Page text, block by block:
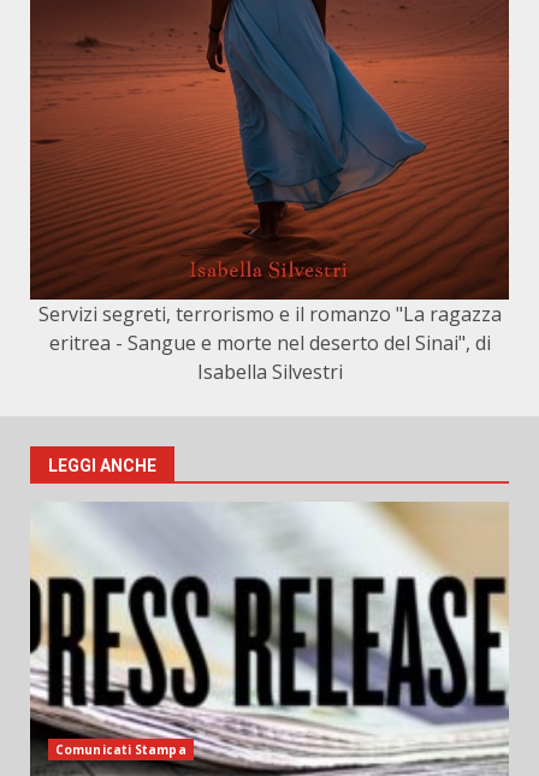
Servizi segreti, terrorismo e il romanzo "La ragazza
eritrea - Sangue e morte nel deserto del Sinai", di
Isabella Silvestri
LEGGI ANCHE
Comunicati Stampa